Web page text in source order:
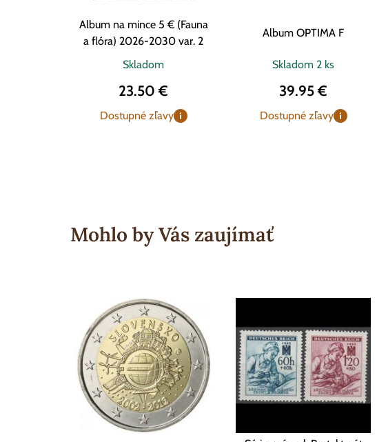
Album na mince 5 € (Fauna
a flóra) 2026-2030 var. 2
Skladom
23.50 €
Dostupné zľavy
Album OPTIMA F
Skladom 2 ks
39.95 €
Dostupné zľavy
Mohlo by Vás zaujímať